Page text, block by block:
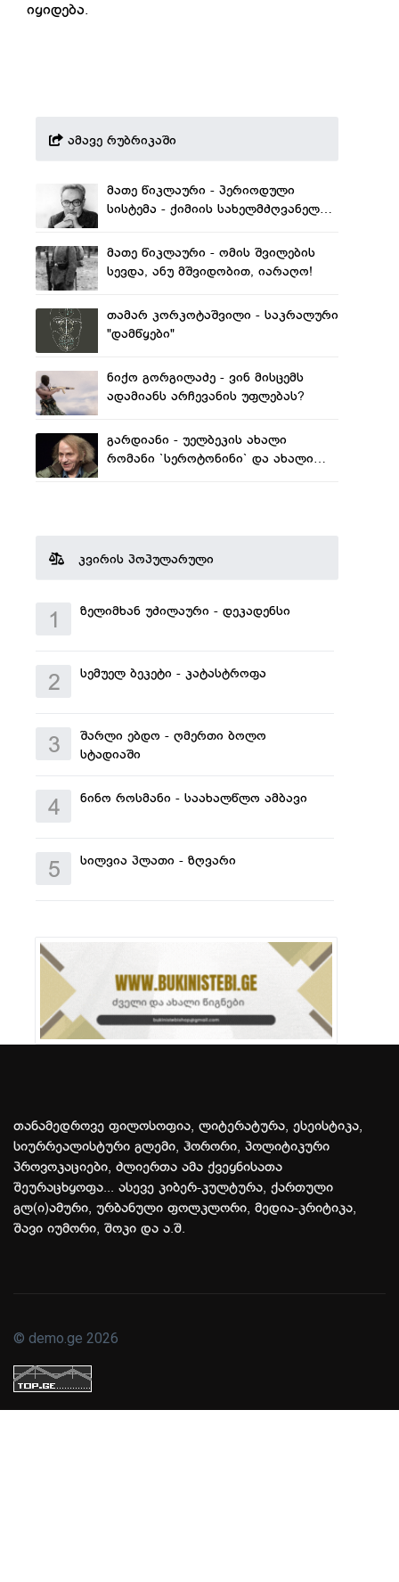
იყიდება.
ამავე რუბრიკაში
მათე წიკლაური - პერიოდული
სისტემა - ქიმიის სახელმძღვანელო
აღმოჩენა?
მათე წიკლაური - ომის შვილების
სევდა, ანუ მშვიდობით, იარაღო!
თამარ კორკოტაშვილი - საკრალური
"დამწყები"
ნიქო გორგილაძე - ვინ მისცემს
ადამიანს არჩევანის უფლებას?
გარდიანი - უელბეკის ახალი
რომანი `სეროტონინი` და ახალი
კვირის პოპულარული
1 ზელიმხან უძილაური - დეკადენსი
2 სემუელ ბეკეტი - კატასტროფა
3
შარლი ებდო - ღმერთი ბოლო
სტადიაში
4 ნინო როსმანი - საახალწლო ამბავი
5 სილვია პლათი - ზღვარი
თანამედროვე ფილოსოფია, ლიტერატურა, ესეისტიკა,
სიურრეალისტური გლემი, ჰორორი, პოლიტიკური
პროვოკაციები, ძლიერთა ამა ქვეყნისათა
შეურაცხყოფა... ასევე კიბერ-კულტურა, ქართული
გლ(ი)ამური, ურბანული ფოლკლორი, მედია-კრიტიკა,
შავი იუმორი, შოკი და ა.შ.
© demo.ge 2026